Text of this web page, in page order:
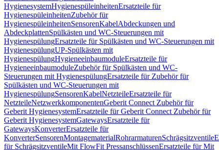
HygienesystemHygienespüleinheitenErsatzteile für
HygienespüleinheitenZubehör für
HygienespüleinheitenSensorenKabelAbdeckungen und
AbdeckplattenSpülkästen und WC-Steuerungen mit
HygienespülungErsatzteile für Spülkästen und WC-Steuerungen mit
HygienespülungUP-Spülkästen mit
HygienespülungHygieneeinbaumoduleErsatzteile für
HygieneeinbaumoduleZubehör für Spülkästen und WC-
Steuerungen mit HygienespülungErsatzteile für Zubehör für
Spülkästen und WC-Steuerungen mit
HygienespülungSensorenKabelNetzteileErsatzteile für
NetzteileNetzwerkkomponentenGeberit Connect Zubehör für
Geberit HygienesystemErsatzteile für Geberit Connect Zubehör für
Geberit HygienesystemGatewaysErsatzteile für
GatewaysKonverterErsatzteile für
KonverterSensorenMontagematerialRohrarmaturenSchrägsitzventile
für SchrägsitzventileMit FlowFit PressanschlüssenErsatzteile für Mit